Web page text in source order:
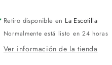
Retiro disponible en La Escotilla
Normalmente está listo en 24 horas
Ver información de la tienda